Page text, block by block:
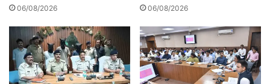
06/08/2026 06/08/2026